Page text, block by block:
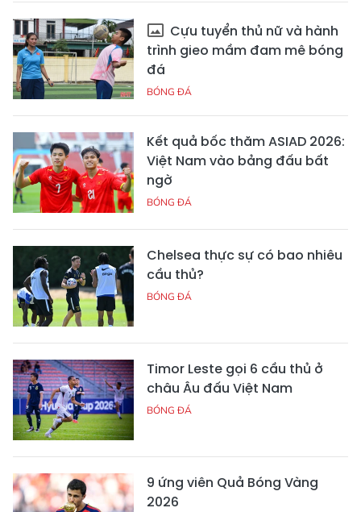
Cựu tuyển thủ nữ và hành
trình gieo mầm đam mê bóng
đá
BÓNG ĐÁ
Kết quả bốc thăm ASIAD 2026:
Việt Nam vào bảng đấu bất
ngờ
BÓNG ĐÁ
Chelsea thực sự có bao nhiêu
cầu thủ?
BÓNG ĐÁ
Timor Leste gọi 6 cầu thủ ở
châu Âu đấu Việt Nam
BÓNG ĐÁ
9 ứng viên Quả Bóng Vàng
2026